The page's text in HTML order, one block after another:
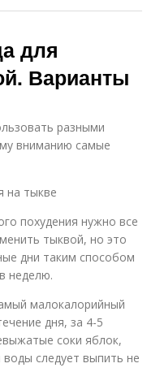
для
Варианты
разными
вниманию самые
на тыкве
похудения нужно все
тыквой, но это
дни таким способом
неделю.
малокалорийный
дня, за 4-5
соки яблок,
следует выпить не